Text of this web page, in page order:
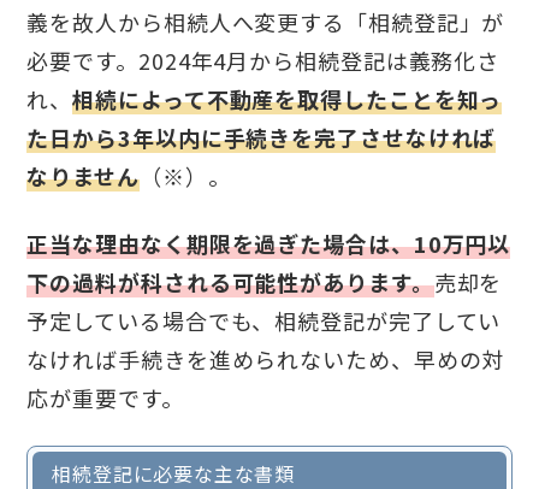
義を故人から相続人へ変更する「相続登記」が
必要です。2024年4月から相続登記は義務化さ
れ、相続によって不動産を取得したことを知っ
た日から3年以内に手続きを完了させなければ
なりません（※）。
正当な理由なく期限を過ぎた場合は、10万円以
下の過料が科される可能性があります。売却を
予定している場合でも、相続登記が完了してい
なければ手続きを進められないため、早めの対
応が重要です。
相続登記に必要な主な書類